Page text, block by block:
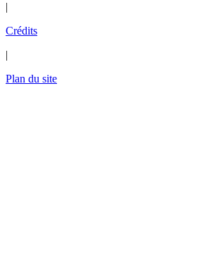
|
Crédits
|
Plan du site